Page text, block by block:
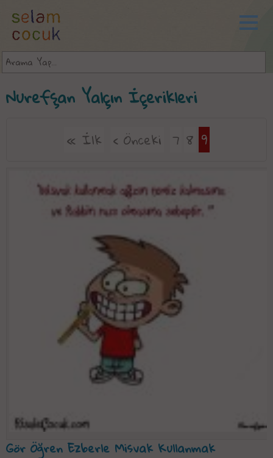
Nurefşan Yalçın İçerikleri
« İlk ‹ Önceki 7 8 9
Gör Öğren Ezberle Misvak Kullanmak